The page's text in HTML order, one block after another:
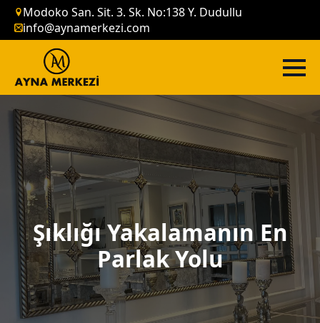
Modoko San. Sit. 3. Sk. No:138 Y. Dudullu
info@aynamerkezi.com
Şıklığı Yakalamanın En
Parlak Yolu